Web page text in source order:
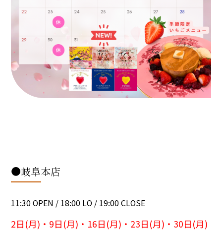
●岐阜本店
11:30 OPEN / 18:00 LO / 19:00 CLOSE
2日(月)・9日(月)・16日(月)・23日(月)・30日(月)